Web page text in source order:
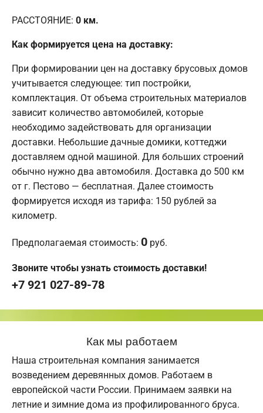
РАССТОЯНИЕ: 0 км.
Как формируется цена на доставку:
При формировании цен на доставку брусовых домов
учитывается следующее: тип постройки,
комплектация. От объема строительных материалов
зависит количество автомобилей, которые
необходимо задействовать для организации
доставки. Небольшие дачные домики, коттеджи
доставляем одной машиной. Для больших строений
обычно нужно два автомобиля. Доставка до 500 км
от г. Пестово — бесплатная. Далее стоимость
формируется исходя из тарифа: 150 рублей за
километр.
Предполагаемая стоимость: 0 руб.
Звоните чтобы узнать стоимость доставки!
+7 921 027-89-78
Как мы работаем
Наша строительная компания занимается
возведением деревянных домов. Работаем в
европейской части России. Принимаем заявки на
летние и зимние дома из профилированного бруса.